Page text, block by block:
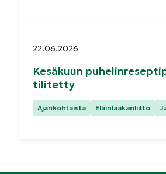
Julkaistu:
22.06.2026
Kesäkuun
tilitetty
Kategoriat:
Ajankohtaista Eläinlääkäriliitto